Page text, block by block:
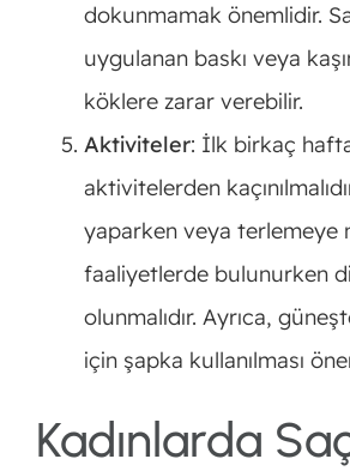
dokunmamak önemlidir.
uygulanan baskı veya
köklere zarar verebilir.
Aktiviteler: İlk birkaç
aktivitelerden
yaparken veya terlemeye
faaliyetlerde bulunurken
olunmalıdır. Ayrıca,
için şapka kullanılması
Kadınlarda